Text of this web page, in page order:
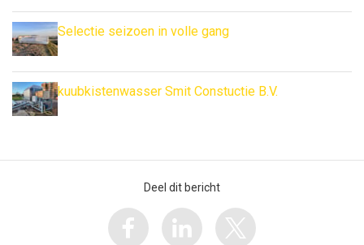
Selectie seizoen in volle gang
kuubkistenwasser Smit Constuctie B.V.
Deel dit bericht